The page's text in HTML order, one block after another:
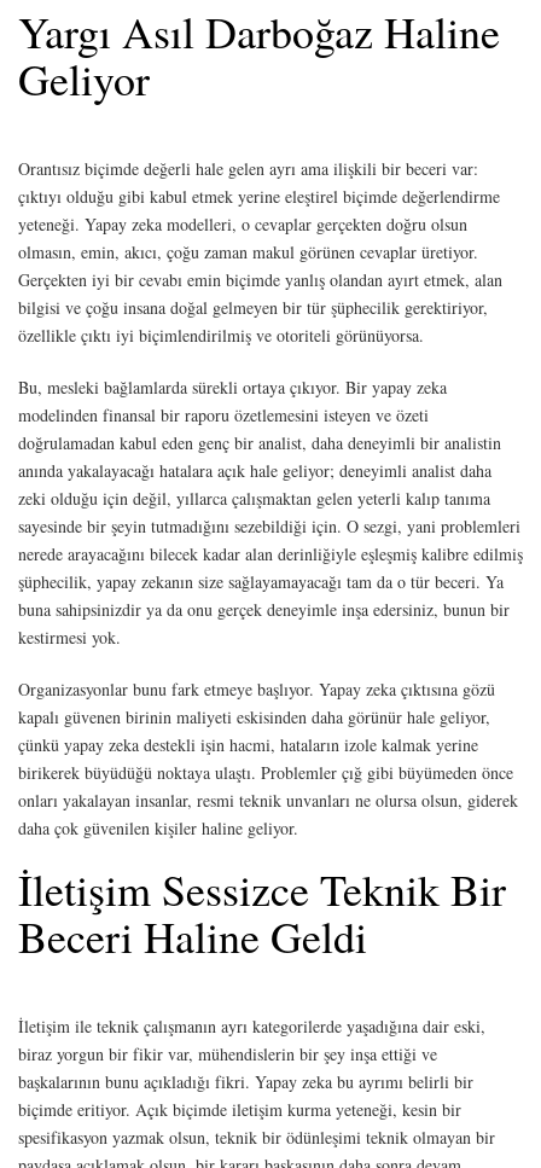
Yargı Asıl Darboğaz Haline
Geliyor
Orantısız biçimde değerli hale gelen ayrı ama ilişkili bir beceri var:
çıktıyı olduğu gibi kabul etmek yerine eleştirel biçimde değerlendirme
yeteneği. Yapay zeka modelleri, o cevaplar gerçekten doğru olsun
olmasın, emin, akıcı, çoğu zaman makul görünen cevaplar üretiyor.
Gerçekten iyi bir cevabı emin biçimde yanlış olandan ayırt etmek, alan
bilgisi ve çoğu insana doğal gelmeyen bir tür şüphecilik gerektiriyor,
özellikle çıktı iyi biçimlendirilmiş ve otoriteli görünüyorsa.
Bu, mesleki bağlamlarda sürekli ortaya çıkıyor. Bir yapay zeka
modelinden finansal bir raporu özetlemesini isteyen ve özeti
doğrulamadan kabul eden genç bir analist, daha deneyimli bir analistin
anında yakalayacağı hatalara açık hale geliyor; deneyimli analist daha
zeki olduğu için değil, yıllarca çalışmaktan gelen yeterli kalıp tanıma
sayesinde bir şeyin tutmadığını sezebildiği için. O sezgi, yani problemleri
nerede arayacağını bilecek kadar alan derinliğiyle eşleşmiş kalibre edilmiş
şüphecilik, yapay zekanın size sağlayamayacağı tam da o tür beceri. Ya
buna sahipsinizdir ya da onu gerçek deneyimle inşa edersiniz, bunun bir
kestirmesi yok.
Organizasyonlar bunu fark etmeye başlıyor. Yapay zeka çıktısına gözü
kapalı güvenen birinin maliyeti eskisinden daha görünür hale geliyor,
çünkü yapay zeka destekli işin hacmi, hataların izole kalmak yerine
birikerek büyüdüğü noktaya ulaştı. Problemler çığ gibi büyümeden önce
onları yakalayan insanlar, resmi teknik unvanları ne olursa olsun, giderek
daha çok güvenilen kişiler haline geliyor.
İletişim Sessizce Teknik Bir
Beceri Haline Geldi
İletişim ile teknik çalışmanın ayrı kategorilerde yaşadığına dair eski,
biraz yorgun bir fikir var, mühendislerin bir şey inşa ettiği ve
başkalarının bunu açıkladığı fikri. Yapay zeka bu ayrımı belirli bir
biçimde eritiyor. Açık biçimde iletişim kurma yeteneği, kesin bir
spesifikasyon yazmak olsun, teknik bir ödünleşimi teknik olmayan bir